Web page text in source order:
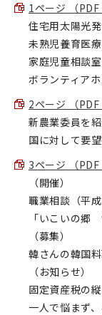
1ページ （PDF
住宅用太陽光
未熟児養育医
家庭児童相談
ボランティア
2ページ （PDF
新農業委員を
国に対して要
3ページ （PDF
（開催）
職業相談（平成
「いこいの郷
（募集）
韓さんの韓国
（お知らせ）
固定資産税の
一人で悩まず